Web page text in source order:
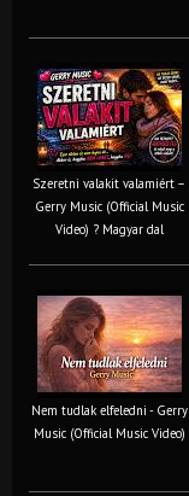
Szeretni valakit valamiért –
Gerry Music (Official Music
Video) ? Magyar dal
Nem tudlak elfeledni - Gerry
Music (Official Music Video)